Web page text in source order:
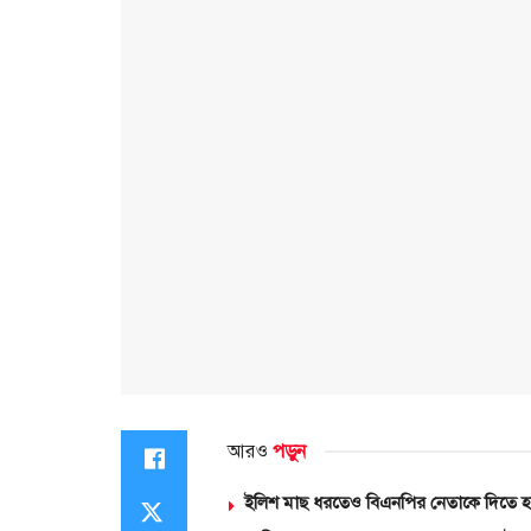
আরও পড়ুন
ইলিশ মাছ ধরতেও বিএনপির নেতাকে দিতে